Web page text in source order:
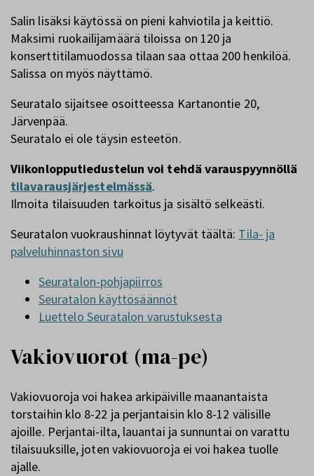
Salin lisäksi käytössä on pieni kahviotila ja keittiö.
Maksimi ruokailijamäärä tiloissa on 120 ja
konserttitilamuodossa tilaan saa ottaa 200 henkilöä.
Salissa on myös näyttämö.
Seuratalo sijaitsee osoitteessa Kartanontie 20,
Järvenpää.
Seuratalo ei ole täysin esteetön.
Viikonlopputiedustelun voi tehdä varauspyynnöllä
tilavarausjärjestelmässä.
Ilmoita tilaisuuden tarkoitus ja sisältö selkeästi.
Seuratalon vuokraushinnat löytyvät täältä: Tila- ja
palveluhinnaston sivu
Seuratalon-pohjapiirros
Seuratalon käyttösäännöt
Luettelo Seuratalon varustuksesta
Vakiovuorot (ma-pe)
Vakiovuoroja voi hakea arkipäiville maanantaista
torstaihin klo 8-22 ja perjantaisin klo 8-12 välisille
ajoille. Perjantai-ilta, lauantai ja sunnuntai on varattu
tilaisuuksille, joten vakiovuoroja ei voi hakea tuolle
ajalle.